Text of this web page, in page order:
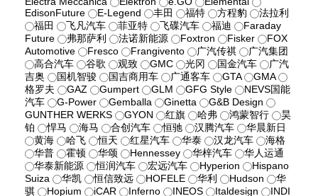
EdisonFuture
E-Legend 丰田 福特 方程豹
法拉利
福田
飞凡汽车 菲亚特 飞碟汽车 福迪
Faraday
Future
弗那萨利 法诺新能源 Foxtron Fisker
FOX
Automotive
Fresco Frangivento 广汽传祺
广汽集团
高合汽车
谷歌 观致 GMC 光冈 国金汽车
广汽
吉奥
国机智骏 国吉商用车 广通客车 GTA
GMA
格罗夫
GAZ Gumpert GLM GFG Style
NEVS国能
汽车
G-Power Gemballa Ginetta
G&B Design
GUNTHER WERKS
GYON 红旗 哈弗 鸿蒙智行
昊
铂
悍马 海马 合创汽车 恒驰 汉腾汽车
华晨新日
黄海
哈飞 恒天 红星汽车 华泰 汉龙汽车
海格
华普
霍顿 华颂 Hennessey 华梓汽车
华人运通
华泰新能源
恒润汽车 宏远汽车 Hyperion
Hispano
Suiza
华凯 恒信致远 HOFELE 华利 Hudson
华
骐
Hopium iCAR Inferno INEOS Italdesign
INDI